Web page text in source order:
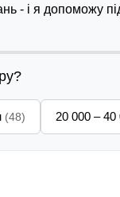
- і я допоможу
(48) 20 000 – 40